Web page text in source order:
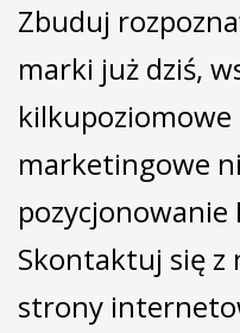
Zbuduj
marki już dziś,
kilkupoziomowe
marketingowe
pozycjonowanie
Skontaktuj się z
strony